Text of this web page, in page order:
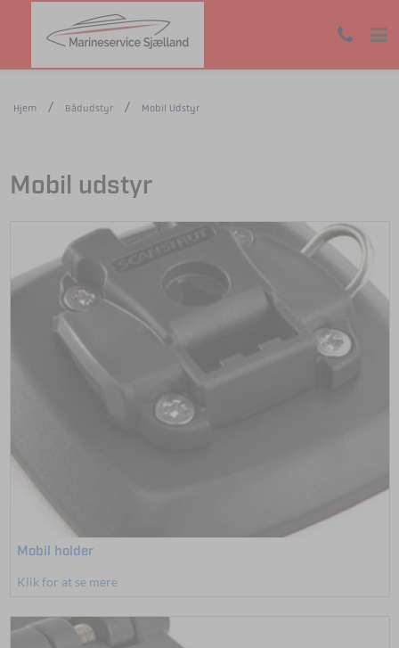
Hjem Bådudstyr Mobil Udstyr
Mobil udstyr
Mobil holder
Klik for at se mere